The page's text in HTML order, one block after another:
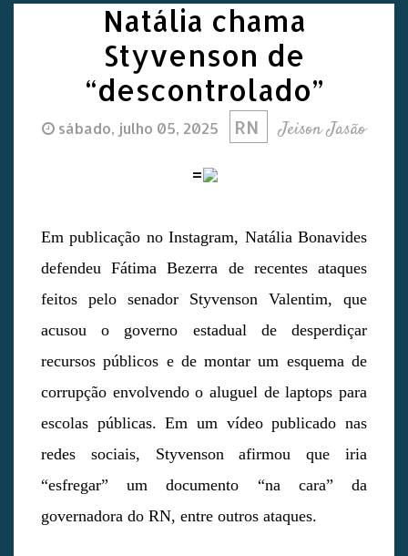
Natália chama
Styvenson de
“descontrolado”
sábado, julho 05, 2025 RN Jeison Jasão
=
Em publicação no Instagram, Natália Bonavides
defendeu Fátima Bezerra de recentes ataques
feitos pelo senador Styvenson Valentim, que
acusou o governo estadual de desperdiçar
recursos públicos e de montar um esquema de
corrupção envolvendo o aluguel de laptops para
escolas públicas. Em um vídeo publicado nas
redes sociais, Styvenson afirmou que iria
“esfregar” um documento “na cara” da
governadora do RN, entre outros ataques.